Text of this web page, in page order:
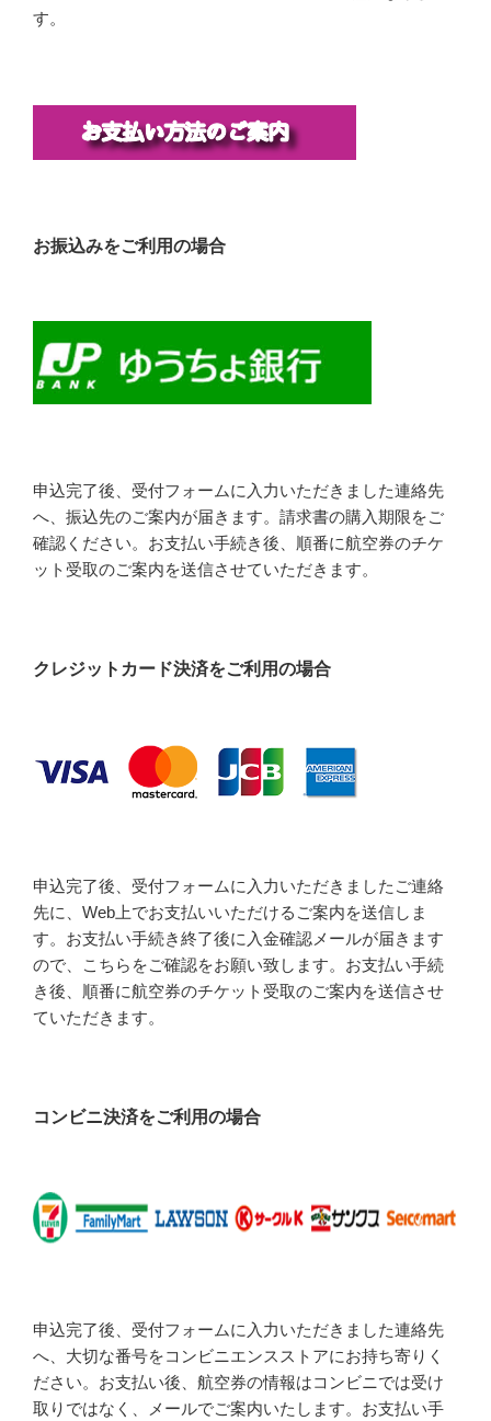
す。
お振込みをご利用の場合
申込完了後、受付フォームに入力いただきました連絡先
へ、振込先のご案内が届きます。請求書の購入期限をご
確認ください。お支払い手続き後、順番に航空券のチケ
ット受取のご案内を送信させていただきます。
クレジットカード決済をご利用の場合
申込完了後、受付フォームに入力いただきましたご連絡
先に、Web上でお支払いいただけるご案内を送信しま
す。お支払い手続き終了後に入金確認メールが届きます
ので、こちらをご確認をお願い致します。お支払い手続
き後、順番に航空券のチケット受取のご案内を送信させ
ていただきます。
コンビニ決済をご利用の場合
申込完了後、受付フォームに入力いただきました連絡先
へ、大切な番号をコンビニエンスストアにお持ち寄りく
ださい。お支払い後、航空券の情報はコンビニでは受け
取りではなく、メールでご案内いたします。お支払い手